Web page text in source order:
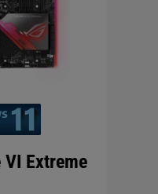
VI Extreme